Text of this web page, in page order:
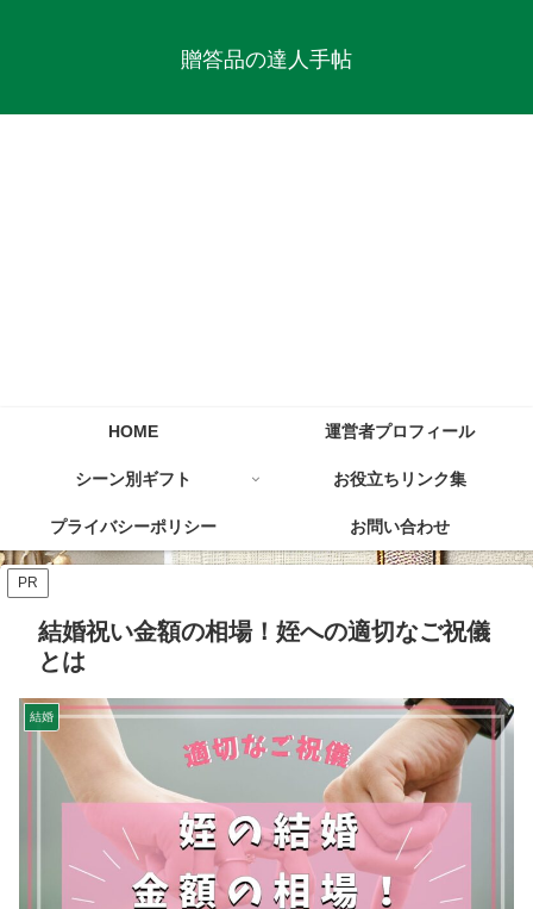
贈答品の達人手帖
HOME 運営者プロフィール
シーン別ギフト お役立ちリンク集
プライバシーポリシー お問い合わせ
PR
結婚祝い金額の相場！姪への適切なご祝儀
とは
結婚